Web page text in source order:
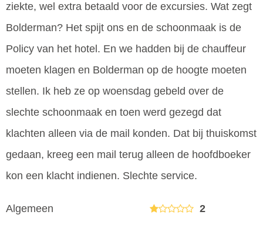
ziekte, wel extra betaald voor de excursies. Wat zegt
Bolderman? Het spijt ons en de schoonmaak is de
Policy van het hotel. En we hadden bij de chauffeur
moeten klagen en Bolderman op de hoogte moeten
stellen. Ik heb ze op woensdag gebeld over de
slechte schoonmaak en toen werd gezegd dat
klachten alleen via de mail konden. Dat bij thuiskomst
gedaan, kreeg een mail terug alleen de hoofdboeker
kon een klacht indienen. Slechte service.
Algemeen 2